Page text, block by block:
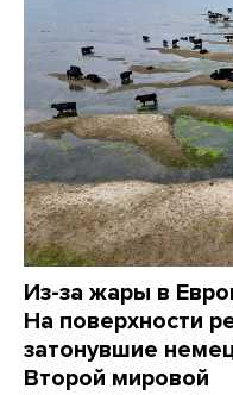
Из-за жары в
На поверхности
затонувшие
Второй мировой